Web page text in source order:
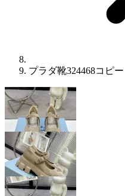
プラダ靴324468コピー